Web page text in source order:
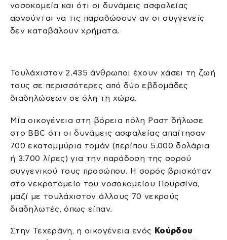
νοσοκομεία και ότι οι δυνάμεις ασφαλείας
αρνούνται να τις παραδώσουν αν οι συγγενείς
δεν καταβάλουν χρήματα.
Τουλάχιστον 2.435 άνθρωποι έχουν χάσει τη ζωή
τους σε περισσότερες από δύο εβδομάδες
διαδηλώσεων σε όλη τη χώρα.
Μία οικογένεια στη βόρεια πόλη Ραστ δήλωσε
στο BBC ότι οι δυνάμεις ασφαλείας απαίτησαν
700 εκατομμύρια τομάν (περίπου 5.000 δολάρια
ή 3.700 λίρες) για την παράδοση της σορού
συγγενικού τους προσώπου. Η σορός βρισκόταν
στο νεκροτομείο του νοσοκομείου Πουρσίνα,
μαζί με τουλάχιστον άλλους 70 νεκρούς
διαδηλωτές, όπως είπαν.
Στην Τεχεράνη, η οικογένεια ενός Κούρδου